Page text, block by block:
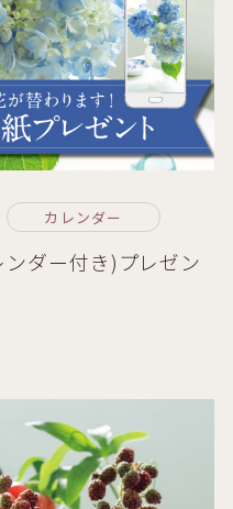
カレンダー
ダー付き)プレゼン